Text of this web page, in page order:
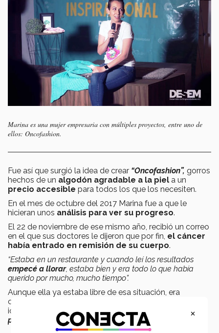
Marina es una mujer empresaria con múltiples proyectos, entre uno de
ellos: Oncofashion.
Fue así que surgió la idea de crear “Oncofashion”, gorros
hechos de un algodón agradable a la piel a un
precio accesible para todos los que los necesiten.
En el mes de octubre del 2017 Marina fue a que le
hicieran unos análisis para ver su progreso.
El 22 de noviembre de ese mismo año, recibió un correo
en el que sus doctores le dijeron que por fin, el cáncer
había entrado en remisión de su cuerpo.
“Estaba en un restaurante y cuando leí los resultados
empecé a llorar, estaba bien y era todo lo que había
querido por mucho, mucho tiempo”.
Aunque ella ya estaba libre de esa situación, era
consciente de que muchas personas no lo son y que su
idea podría
“ayudarlos a que su condición fuera un
poco menos dolorosa” , explicó.
×